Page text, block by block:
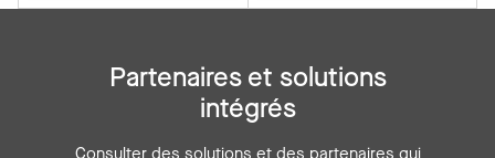
Partenaires et solutions
intégrés